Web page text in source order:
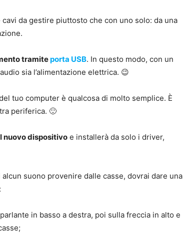
da gestire piuttosto che con uno solo: da una
tramiteporta USB. In questo modo, con un
sia l’alimentazione elettrica. 😉
tuo computer è qualcosa di molto semplice. È
periferica. 🙂
nuovo dispositivo e installerà da solo i driver,
suono provenire dalle casse, dovrai dare una
in basso a destra, poi sulla freccia in alto e